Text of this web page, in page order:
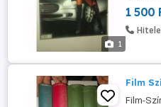
1
1 500
Film
Film-